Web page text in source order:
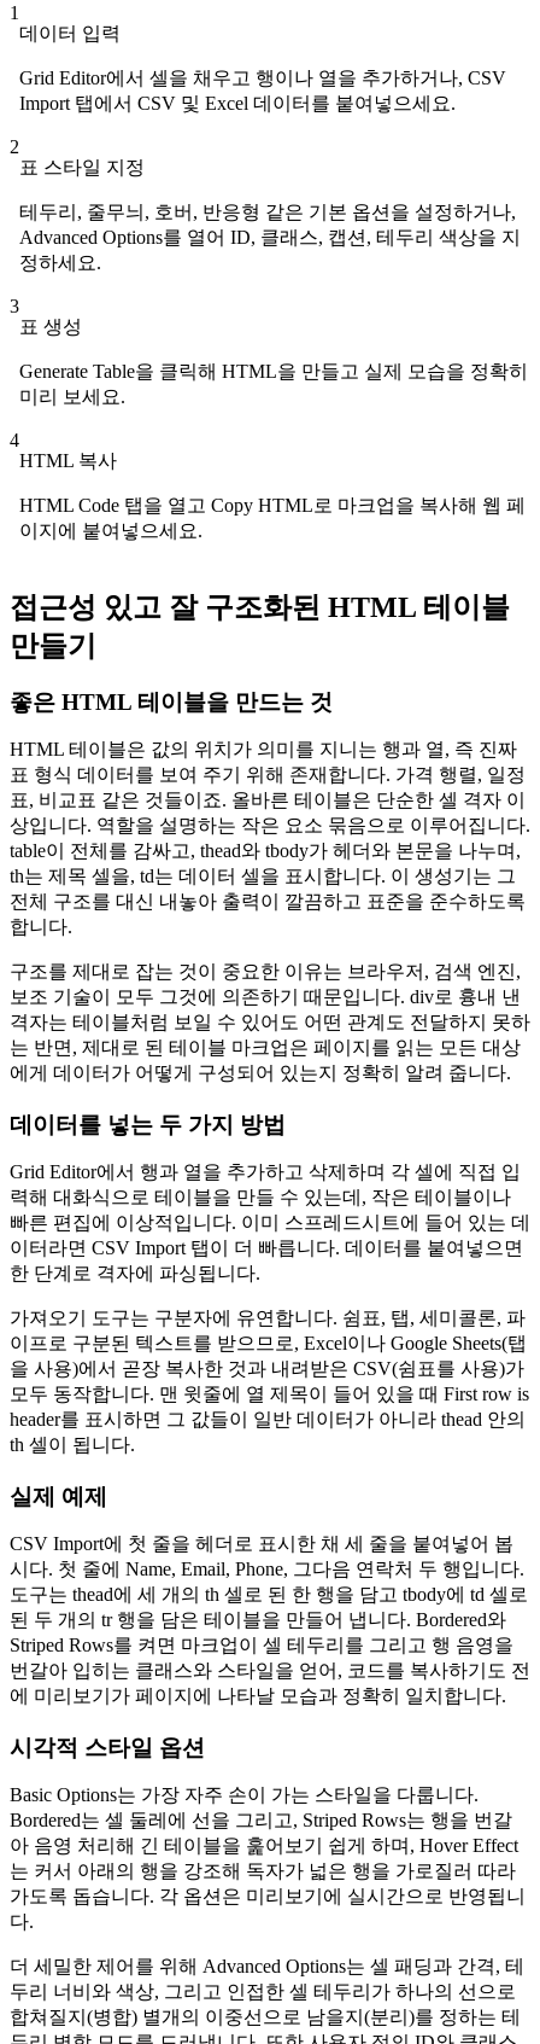
1
데이터 입력
Grid Editor에서 셀을 채우고 행이나 열을 추가하거나, CSV
Import 탭에서 CSV 및 Excel 데이터를 붙여넣으세요.
2
표 스타일 지정
테두리, 줄무늬, 호버, 반응형 같은 기본 옵션을 설정하거나,
Advanced Options를 열어 ID, 클래스, 캡션, 테두리 색상을 지
정하세요.
3
표 생성
Generate Table을 클릭해 HTML을 만들고 실제 모습을 정확히
미리 보세요.
4
HTML 복사
HTML Code 탭을 열고 Copy HTML로 마크업을 복사해 웹 페
이지에 붙여넣으세요.
접근성 있고 잘 구조화된 HTML 테이블
만들기
좋은 HTML 테이블을 만드는 것
HTML 테이블은 값의 위치가 의미를 지니는 행과 열, 즉 진짜
표 형식 데이터를 보여 주기 위해 존재합니다. 가격 행렬, 일정
표, 비교표 같은 것들이죠. 올바른 테이블은 단순한 셀 격자 이
상입니다. 역할을 설명하는 작은 요소 묶음으로 이루어집니다.
table이 전체를 감싸고, thead와 tbody가 헤더와 본문을 나누며,
th는 제목 셀을, td는 데이터 셀을 표시합니다. 이 생성기는 그
전체 구조를 대신 내놓아 출력이 깔끔하고 표준을 준수하도록
합니다.
구조를 제대로 잡는 것이 중요한 이유는 브라우저, 검색 엔진,
보조 기술이 모두 그것에 의존하기 때문입니다. div로 흉내 낸
격자는 테이블처럼 보일 수 있어도 어떤 관계도 전달하지 못하
는 반면, 제대로 된 테이블 마크업은 페이지를 읽는 모든 대상
에게 데이터가 어떻게 구성되어 있는지 정확히 알려 줍니다.
데이터를 넣는 두 가지 방법
Grid Editor에서 행과 열을 추가하고 삭제하며 각 셀에 직접 입
력해 대화식으로 테이블을 만들 수 있는데, 작은 테이블이나
빠른 편집에 이상적입니다. 이미 스프레드시트에 들어 있는 데
이터라면 CSV Import 탭이 더 빠릅니다. 데이터를 붙여넣으면
한 단계로 격자에 파싱됩니다.
가져오기 도구는 구분자에 유연합니다. 쉼표, 탭, 세미콜론, 파
이프로 구분된 텍스트를 받으므로, Excel이나 Google Sheets(탭
을 사용)에서 곧장 복사한 것과 내려받은 CSV(쉼표를 사용)가
모두 동작합니다. 맨 윗줄에 열 제목이 들어 있을 때 First row is
header를 표시하면 그 값들이 일반 데이터가 아니라 thead 안의
th 셀이 됩니다.
실제 예제
CSV Import에 첫 줄을 헤더로 표시한 채 세 줄을 붙여넣어 봅
시다. 첫 줄에 Name, Email, Phone, 그다음 연락처 두 행입니다.
도구는 thead에 세 개의 th 셀로 된 한 행을 담고 tbody에 td 셀로
된 두 개의 tr 행을 담은 테이블을 만들어 냅니다. Bordered와
Striped Rows를 켜면 마크업이 셀 테두리를 그리고 행 음영을
번갈아 입히는 클래스와 스타일을 얻어, 코드를 복사하기도 전
에 미리보기가 페이지에 나타날 모습과 정확히 일치합니다.
시각적 스타일 옵션
Basic Options는 가장 자주 손이 가는 스타일을 다룹니다.
Bordered는 셀 둘레에 선을 그리고, Striped Rows는 행을 번갈
아 음영 처리해 긴 테이블을 훑어보기 쉽게 하며, Hover Effect
는 커서 아래의 행을 강조해 독자가 넓은 행을 가로질러 따라
가도록 돕습니다. 각 옵션은 미리보기에 실시간으로 반영됩니
다.
더 세밀한 제어를 위해 Advanced Options는 셀 패딩과 간격, 테
두리 너비와 색상, 그리고 인접한 셀 테두리가 하나의 선으로
합쳐질지(병합) 별개의 이중선으로 남을지(분리)를 정하는 테